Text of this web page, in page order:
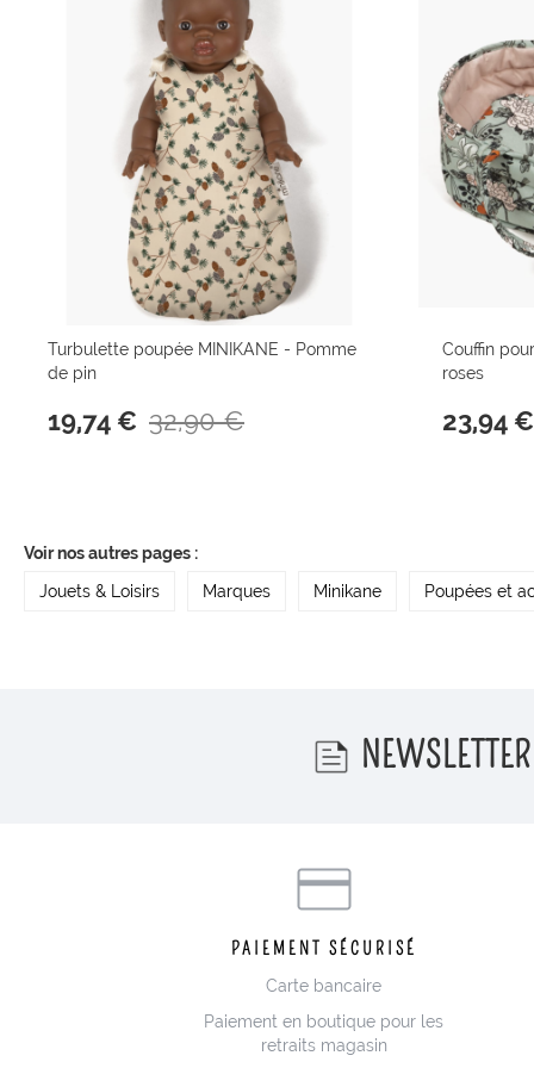
Turbulette poupée MINIKANE - Pomme
de pin
19,74 € 32,90 €
Couffin
roses
23,94 €
Voir nos autres pages :
Jouets & Loisirs
Marques Minikane Poupées et
NEWSLETTER
PAIEMENT SÉCURISÉ
Carte bancaire
Paiement en boutique pour les
retraits magasin